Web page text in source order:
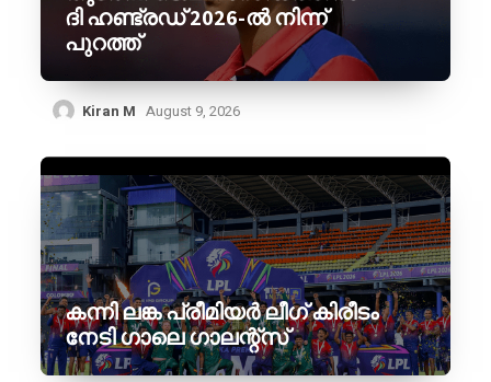
ദി ഹണ്ട്രഡ് 2026-ൽ നിന്ന്
പുറത്ത്
Kiran M August 9, 2026
കന്നി ലങ്ക പ്രീമിയർ ലീഗ് കിരീടം
നേടി ഗാലെ ഗാലന്റ്‌സ്